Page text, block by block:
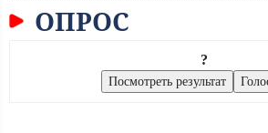
ОПРОС
?